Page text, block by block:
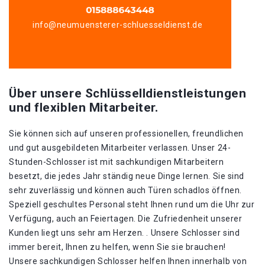
info@neumuensterer-schluesseldienst.de
Über unsere Schlüsselldienstleistungen
und flexiblen Mitarbeiter.
Sie können sich auf unseren professionellen, freundlichen
und gut ausgebildeten Mitarbeiter verlassen. Unser 24-
Stunden-Schlosser ist mit sachkundigen Mitarbeitern
besetzt, die jedes Jahr ständig neue Dinge lernen. Sie sind
sehr zuverlässig und können auch Türen schadlos öffnen.
Speziell geschultes Personal steht Ihnen rund um die Uhr zur
Verfügung, auch an Feiertagen. Die Zufriedenheit unserer
Kunden liegt uns sehr am Herzen. . Unsere Schlosser sind
immer bereit, Ihnen zu helfen, wenn Sie sie brauchen!
Unsere sachkundigen Schlosser helfen Ihnen innerhalb von